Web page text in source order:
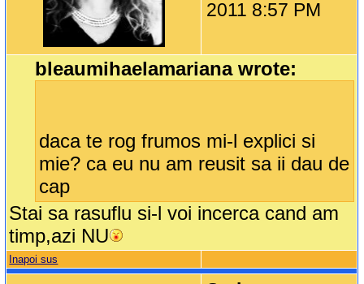
2011 8:57 PM
bleaumihaelamariana wrote:
daca te rog frumos mi-l explici si
mie? ca eu nu am reusit sa ii dau de
cap
Stai sa rasuflu si-l voi incerca cand am
timp,azi NU
Inapoi sus